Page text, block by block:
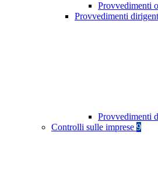
Provvedimenti
Provvedimenti
Provvedimenti
Controlli sulle imprese 9